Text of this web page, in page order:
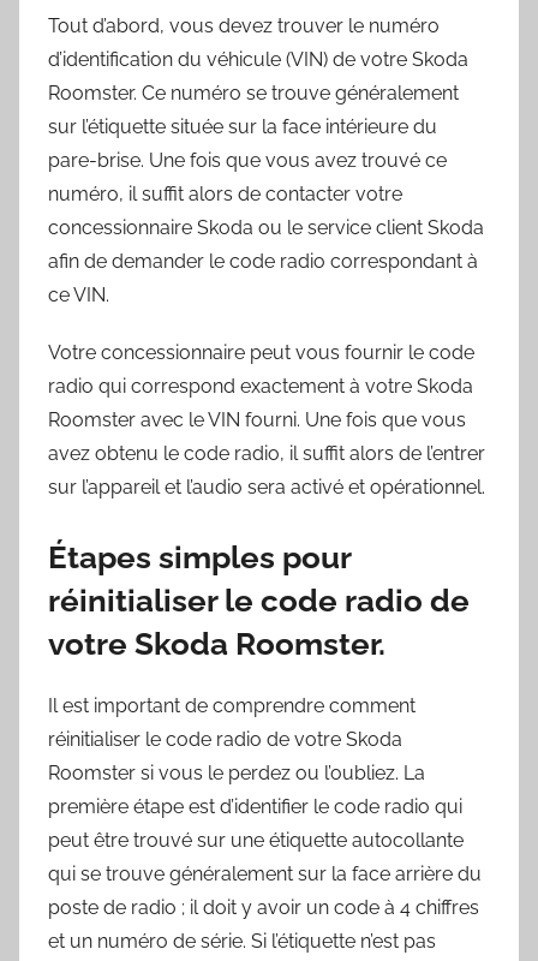
Tout d’abord, vous devez trouver le numéro
d’identification du véhicule (VIN) de votre Skoda
Roomster. Ce numéro se trouve généralement
sur l’étiquette située sur la face intérieure du
pare-brise. Une fois que vous avez trouvé ce
numéro, il suffit alors de contacter votre
concessionnaire Skoda ou le service client Skoda
afin de demander le code radio correspondant à
ce VIN.
Votre concessionnaire peut vous fournir le code
radio qui correspond exactement à votre Skoda
Roomster avec le VIN fourni. Une fois que vous
avez obtenu le code radio, il suffit alors de l’entrer
sur l’appareil et l’audio sera activé et opérationnel.
Étapes simples pour
réinitialiser le code radio de
votre Skoda Roomster.
Il est important de comprendre comment
réinitialiser le code radio de votre Skoda
Roomster si vous le perdez ou l’oubliez. La
première étape est d’identifier le code radio qui
peut être trouvé sur une étiquette autocollante
qui se trouve généralement sur la face arrière du
poste de radio ; il doit y avoir un code à 4 chiffres
et un numéro de série. Si l’étiquette n’est pas